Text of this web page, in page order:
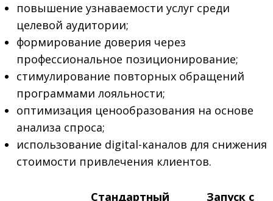
повышение узнаваемости услуг среди
целевой аудитории;
формирование доверия через
профессиональное позиционирование;
стимулирование повторных обращений
программами лояльности;
оптимизация ценообразования на основе
анализа спроса;
использование digital-каналов для снижения
стоимости привлечения клиентов.
Стандартный
Запуск с